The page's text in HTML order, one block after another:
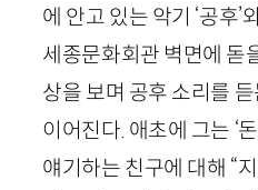
에 안고 있는 악기 ‘공후’
세종문화회관 벽면에 돋
상을 보며 공후 소리를
이어진다. 애초에 그는 ‘
얘기하는 친구에 대해 “